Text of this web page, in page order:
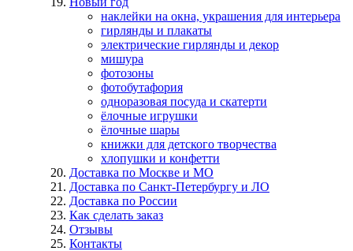
наклейки на окна, украшения для интерьера
гирлянды и плакаты
электрические гирлянды и декор
мишура
фотозоны
фотобутафория
одноразовая посуда и скатерти
ёлочные игрушки
ёлочные шары
книжки для детского творчества
хлопушки и конфетти
Доставка по Москве и МО
Доставка по Санкт-Петербургу и ЛО
Доставка по России
Как сделать заказ
Отзывы
Контакты